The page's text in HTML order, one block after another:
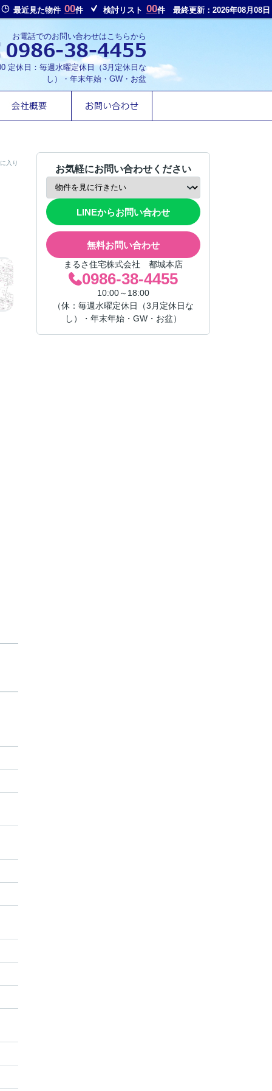
最近見た物件 00件 検討リスト 00件 最終更新：2026年08月08日
お電話でのお問い合わせはこちらから
定休日：毎週水曜定休日（3月定休日な
し）・年末年始・GW・お盆
入り
お気軽にお問い合わせください
LINEからお問い合わせ
無料お問い合わせ
まるさ住宅株式会社 都城本店
0986-38-4455
10:00～18:00
（休：毎週水曜定休日（3月定休日な
し）・年末年始・GW・お盆）